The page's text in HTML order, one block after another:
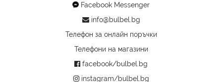
Facebook Messenger
info@bulbel.bg
Телефон за онлайн поръчки
Телефони на магазини
facebook/bulbel.bg
instagram/bulbel.bg